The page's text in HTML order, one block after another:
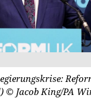
© Jacob King/PA